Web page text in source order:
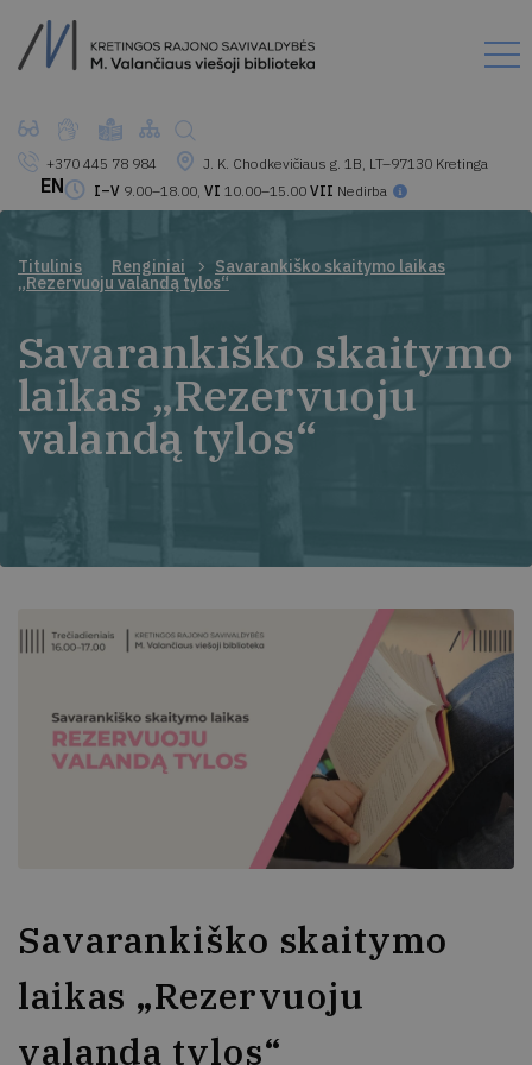
+370 445 78 984
J. K. Chodkevičiaus g. 1B, LT–97130 Kretinga
I–V 9.00–18.00, VI 10.00–15.00 VII Nedirba
EN
Titulinis Renginiai Savarankiško skaitymo laikas
„Rezervuoju valandą tylos“
Savarankiško skaitymo
laikas „Rezervuoju
valandą tylos“
Savarankiško skaitymo
laikas „Rezervuoju
valandą tylos“